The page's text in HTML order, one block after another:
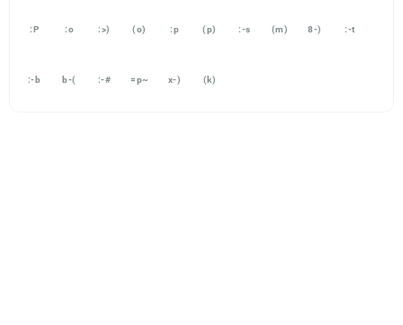
:P :o :>) (o) :p (p) :-s (m) 8-) :-t
:-b b-( :-# =p~ x-) (k)